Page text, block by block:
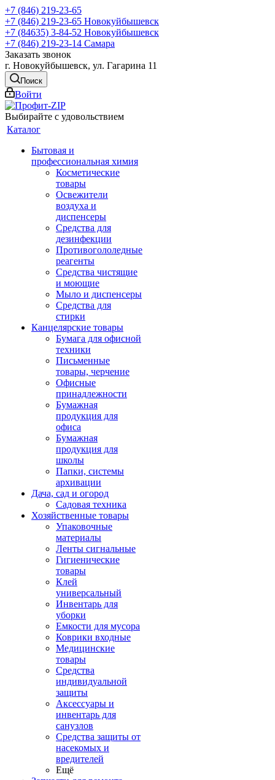
+7 (846) 219-23-65
+7 (846) 219-23-65 Новокуйбышевск
+7 (84635) 3-84-52 Новокуйбышевск
+7 (846) 219-23-14 Самара
Заказать звонок
г. Новокуйбышевск, ул. Гагарина 11
Поиск
Войти
Выбирайте с удовольствием
Каталог
Бытовая и
профессиональная химия
Косметические
товары
Освежители
воздуха и
диспенсеры
Средства для
дезинфекции
Противогололедные
реагенты
Средства чистящие
и моющие
Мыло и диспенсеры
Средства для
стирки
Канцелярские товары
Бумага для офисной
техники
Письменные
товары, черчение
Офисные
принадлежности
Бумажная
продукция для
офиса
Бумажная
продукция для
школы
Папки, системы
архивации
Дача, сад и огород
Садовая техника
Хозяйственные товары
Упаковочные
материалы
Ленты сигнальные
Гигиенические
товары
Клей
универсальный
Инвентарь для
уборки
Емкости для мусора
Коврики входные
Медицинские
товары
Средства
индивидуальной
защиты
Аксессуары и
инвентарь для
санузлов
Средства защиты от
насекомых и
вредителей
Ещё